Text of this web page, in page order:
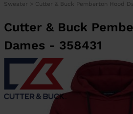
Sweater > Cutter & Buck Pemberton Hood
Cutter & Buck
Dames - 358431